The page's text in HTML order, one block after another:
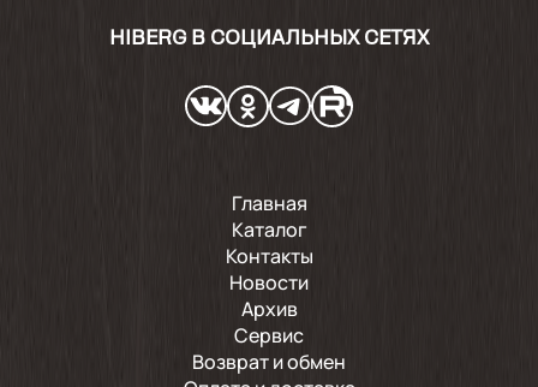
HIBERG В СОЦИАЛЬНЫХ СЕТЯХ
Главная
Каталог
Контакты
Новости
Архив
Сервис
Возврат и обмен